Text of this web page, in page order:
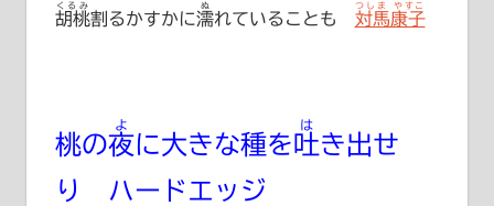
胡桃
くるみ
割るかすかに濡
ぬ
れていることも 対馬康子
つしま やすこ
桃の夜
よ
に大きな種を 吐
は
き出せ
り ハードエッジ